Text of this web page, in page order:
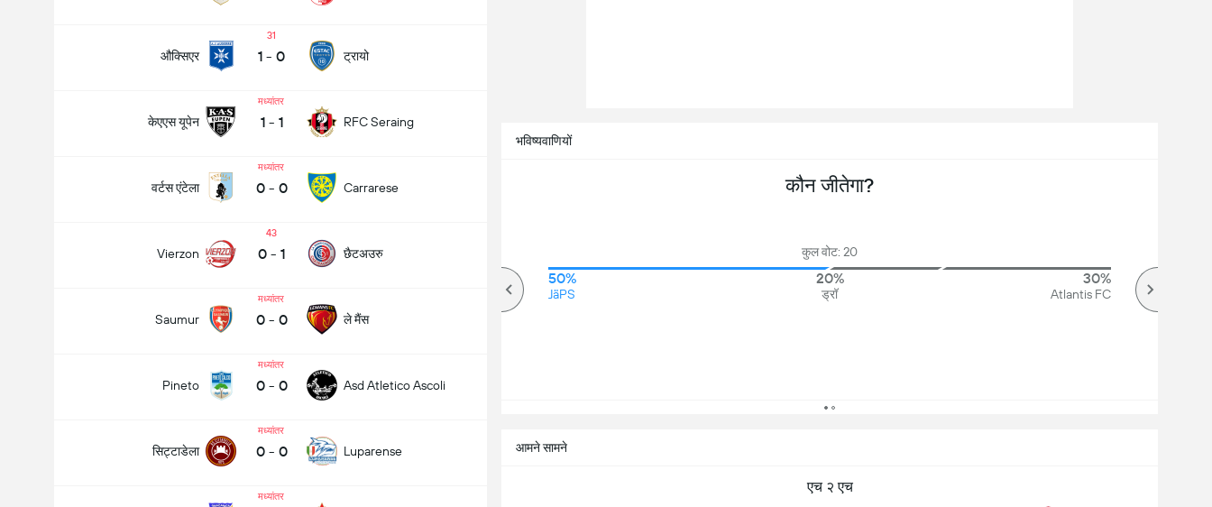
औक्सिएर
31
1 - 0 ट्रायो
केएएस यूपेन
मध्यांतर
1 - 1 RFC Seraing
वर्टस एंटेला
मध्यांतर
0 - 0 Carrarese
Vierzon
43
0 - 1 छैटअउरु
Saumur
मध्यांतर
0 - 0 ले मैंस
Pineto
मध्यांतर
0 - 0 Asd Atletico Ascoli
सिट्टाडेला
मध्यांतर
0 - 0 Luparense
मध्यांतर
भविष्यवाणियों
कौन जीतेगा?
कुल वोट: 20
50%
JäPS
20%
ड्रॉ
30%
Atlantis FC
मैच में कुल गोल (2.5)
आमने सामने
एच २ एच